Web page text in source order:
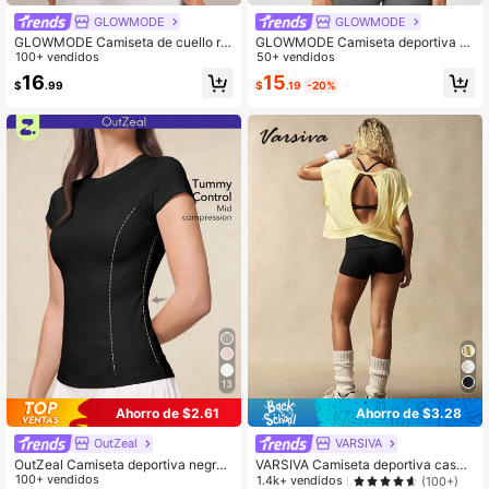
GLOWMODE
GLOWMODE Camiseta de cuello re
dondo de ajuste regular, ultraligera,
de secado rápido, con dobladillo cu
rvo, costuras reflectantes, para corr
100+ vendidos
$16.99
13
Ahorro de $2.61
OutZeal
OutZeal Camiseta deportiva negra
para mujer, unicolor, para entrenami
100+ vendidos
GLOWMODE
GLOWMODE Camiseta deportiva tr
anspirable de modal para uso diario
casual
50+ vendidos
$15.19 -20%
Ahorro de $3.28
VARSIVA
VARSIVA Camiseta deportiva casua
l de unicolor con espalda hueca
1.4k+ vendidos (100+)